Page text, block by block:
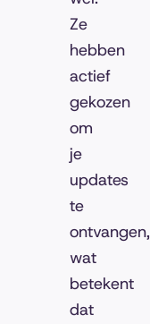
Ze
hebben
actief
gekozen
om
je
updates
te
ontvangen,
wat
betekent
dat